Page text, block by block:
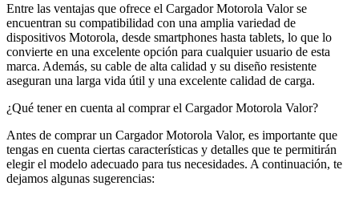
Entre las ventajas que ofrece el Cargador Motorola Valor se
encuentran su compatibilidad con una amplia variedad de
dispositivos Motorola, desde smartphones hasta tablets, lo que lo
convierte en una excelente opción para cualquier usuario de esta
marca. Además, su cable de alta calidad y su diseño resistente
aseguran una larga vida útil y una excelente calidad de carga.
¿Qué tener en cuenta al comprar el Cargador Motorola Valor?
Antes de comprar un Cargador Motorola Valor, es importante que
tengas en cuenta ciertas características y detalles que te permitirán
elegir el modelo adecuado para tus necesidades. A continuación, te
dejamos algunas sugerencias: